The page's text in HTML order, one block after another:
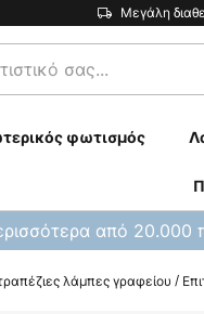
Μεγάλη
φωτισμός
από 20.000
λάμπες γραφείου